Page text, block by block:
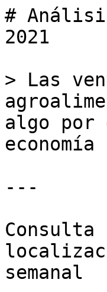
#
2021
> Las
algo por
economía
---
semanal